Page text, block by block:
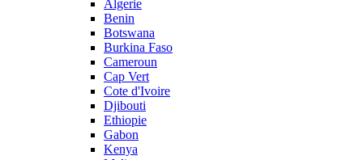
Algerie
Benin
Botswana
Burkina Faso
Cameroun
Cap Vert
Cote d'Ivoire
Djibouti
Ethiopie
Gabon
Kenya